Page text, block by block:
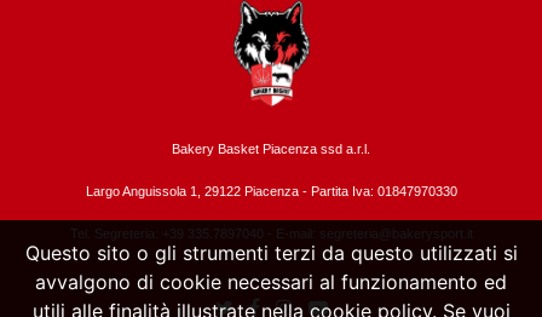
Bakery Basket Piacenza ssd a.r.l.
Largo Anguissola 1, 29122 Piacenza - Partita Iva: 01847970330
Tel. Segreteria: +39 335.7897040 - E-mail: segreteria@bakerysport.it
Questo sito o gli strumenti terzi da questo utilizzati si
avvalgono di cookie necessari al funzionamento ed
utili alle finalità illustrate nella cookie policy. Se vuoi